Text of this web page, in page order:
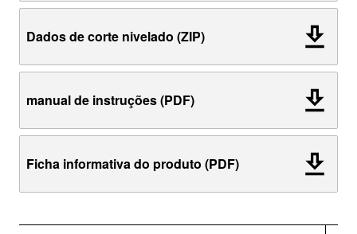
Dados de corte nivelado (ZIP)
manual de instruções (PDF)
Ficha informativa do produto (PDF)